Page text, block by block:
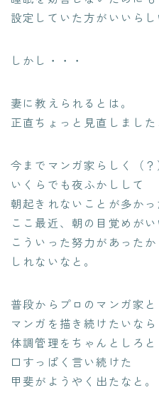
設定していた方がいいらし
しかし・・・
妻に教えられるとは。
正直ちょっと見直しました
今までマンガ家らしく（？
いくらでも夜ふかしして
朝起きれないことが多かっ
ここ最近、朝の目覚めが
こういった努力があったか
しれないなと。
普段からプロのマンガ家と
マンガを描き続けたいなら
体調管理をちゃんとしろと
口すっぱく言い続けた
甲斐がようやく出たなと。